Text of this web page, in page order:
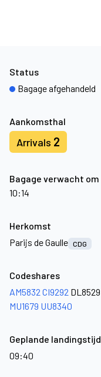
Aankomsthal
Arrivals 2
Bagage verwacht om
10:14
Status
Bagage afgehandeld
Herkomst
Parijs de Gaulle CDG
Codeshares
AM5832 CI9292 DL8529
MU1679 UU8340
Geplande landingstijd
09:40